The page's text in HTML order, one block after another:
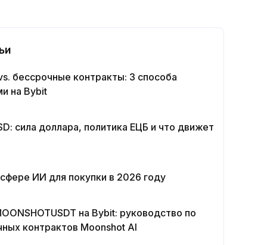
фьючерсами ≥ $1000
каждого+15
опционами ≥ $2000
бессрочные контракты: 3 способа
на Bybit
сила доллара, политика ЕЦБ и что движет
ИИ для покупки в 2026 году
на Bybit: руководство по
контрактов Moonshot AI